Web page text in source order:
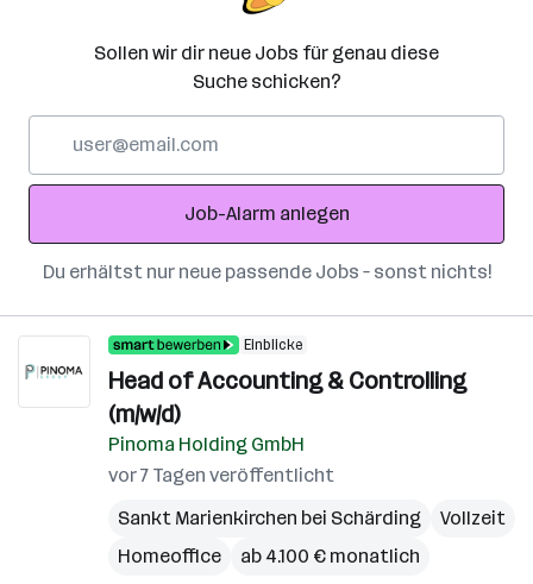
Sollen wir dir neue Jobs für genau diese
Suche schicken?
Adresse
Job-Alarm anlegen
Du erhältst nur neue passende Jobs – sonst nichts!
Einblicke
Head of Accounting & Controlling
(m/w/d)
Pinoma Holding GmbH
vor 7 Tagen veröffentlicht
Sankt Marienkirchen bei Schärding
Vollzeit
Homeoffice
ab 4.100 € monatlich